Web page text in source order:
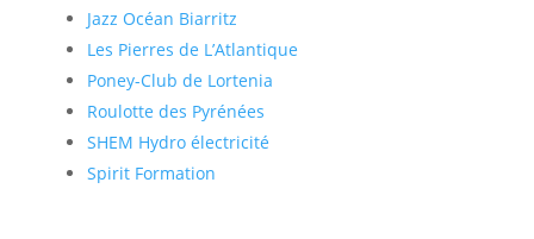
Jazz Océan Biarritz
Les Pierres de L’Atlantique
Poney-Club de Lortenia
Roulotte des Pyrénées
SHEM Hydro électricité
Spirit Formation